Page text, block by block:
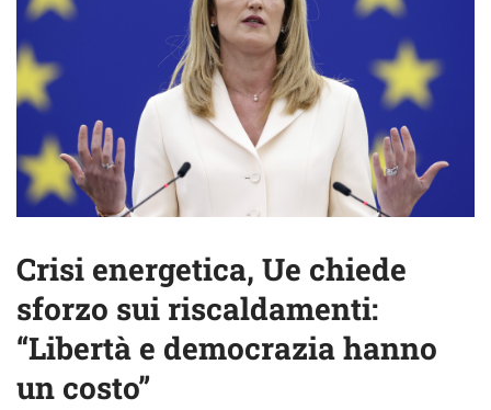
Crisi energetica, Ue chiede
sforzo sui riscaldamenti:
“Libertà e democrazia hanno
un costo”